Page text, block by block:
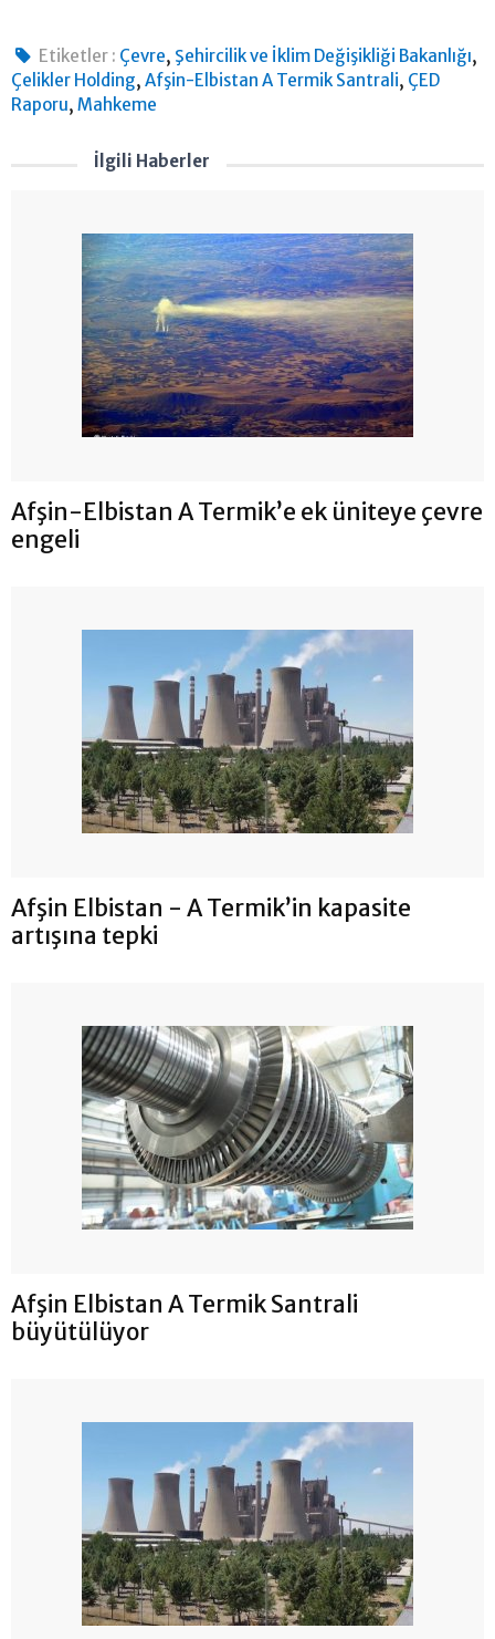
Etiketler : Çevre, Şehircilik ve İklim Değişikliği Bakanlığı,
Çelikler Holding, Afşin-Elbistan A Termik Santrali, ÇED
Raporu, Mahkeme
İlgili Haberler
Afşin-Elbistan A Termik’e ek üniteye çevre
engeli
Afşin Elbistan - A Termik’in kapasite
artışına tepki
Afşin Elbistan A Termik Santrali
büyütülüyor